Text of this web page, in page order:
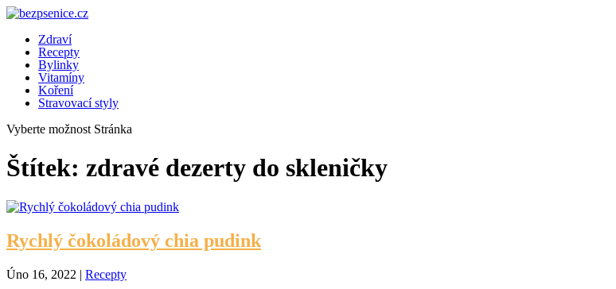
Zdraví
Recepty
Bylinky
Vitamíny
Koření
Stravovací styly
Vyberte možnost Stránka
Štítek: zdravé dezerty do skleničky
Rychlý čokoládový chia pudink
Úno 16, 2022 | Recepty